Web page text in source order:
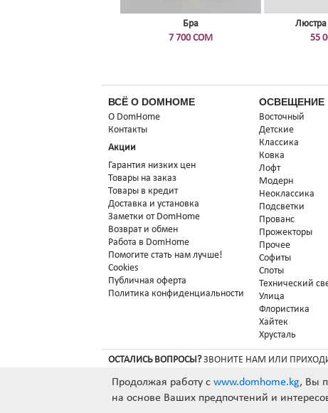
Бра
7 700 СОМ
Люстра
55
Продолжая работу с www.domhome.kg, Вы
на основе Ваших предпочтений и
ВСЁ О DOMHOME
О DomHome
Контакты
Акции
Гарантия низких цен
Товары на заказ
Товары в кредит
Доставка и установка
Заметки от DomHome
Возврат и обмен
Работа в DomHome
Помогите стать нам лучше!
Cookies
Публичная оферта
Политика конфиденциальности
ОСВЕЩЕНИЕ
Восточный
Детские
Классика
Ковка
Лофт
Модерн
Неоклассика
Подсветки
Прованс
Прожекторы
Прочее
Софиты
Споты
Технический
Улица
Флористика
Хайтек
Хрусталь
ОСТАЛИСЬ ВОПРОСЫ?ЗВОНИТЕ НАМ ИЛИ
MEGACOM 0 990 97 97 99